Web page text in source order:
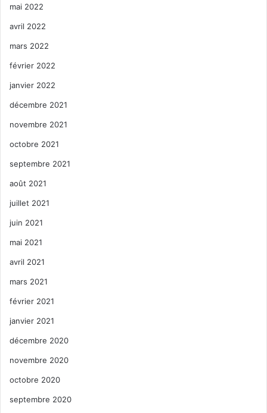
mai 2022
avril 2022
mars 2022
février 2022
janvier 2022
décembre 2021
novembre 2021
octobre 2021
septembre 2021
août 2021
juillet 2021
juin 2021
mai 2021
avril 2021
mars 2021
février 2021
janvier 2021
décembre 2020
novembre 2020
octobre 2020
septembre 2020